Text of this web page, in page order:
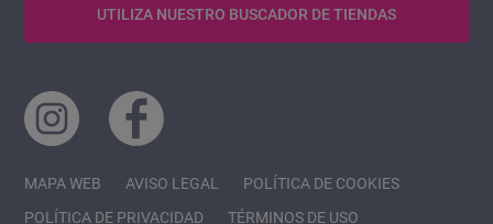
UTILIZA NUESTRO BUSCADOR DE TIENDAS
MAPA WEB AVISO LEGAL
POLÍTICA DE COOKIES
POLÍTICA DE PRIVACIDAD
TÉRMINOS DE USO